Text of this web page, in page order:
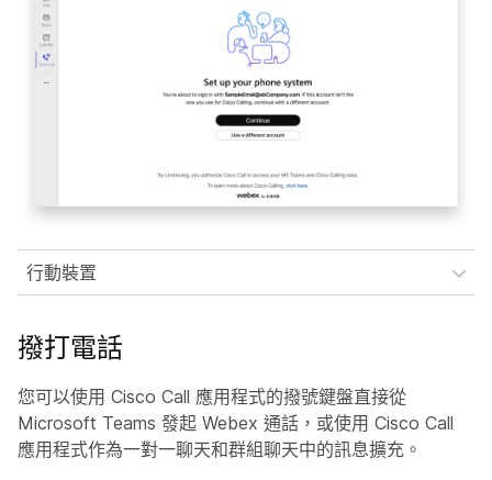
行動裝置
撥打電話
您可以使用 Cisco Call 應用程式的撥號鍵盤直接從
Microsoft Teams 發起 Webex 通話，或使用 Cisco Call
應用程式作為一對一聊天和群組聊天中的訊息擴充。